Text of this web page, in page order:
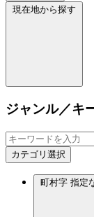
現在地から探す
ジャンル／キ
カテゴリ選択
町村字 指定